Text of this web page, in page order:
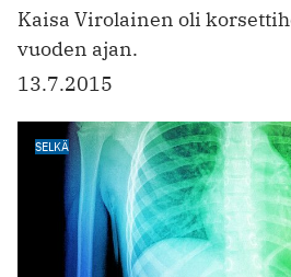
Kaisa Virolainen oli
vuoden ajan.
13.7.2015
SELKÄ